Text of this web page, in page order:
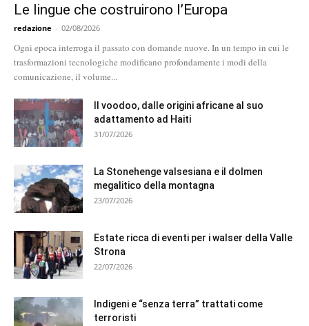
Le lingue che costruirono l’Europa
redazione - 02/08/2026
Ogni epoca interroga il passato con domande nuove. In un tempo in cui le
trasformazioni tecnologiche modificano profondamente i modi della
comunicazione, il volume...
Il voodoo, dalle origini africane al suo
adattamento ad Haiti
31/07/2026
La Stonehenge valsesiana e il dolmen
megalitico della montagna
23/07/2026
Estate ricca di eventi per i walser della Valle
Strona
22/07/2026
Indigeni e “senza terra” trattati come
terroristi